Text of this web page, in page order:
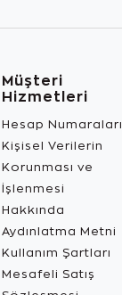
Müşteri
Hizmetleri
Hesap Numaraları
Kişisel Verilerin
Korunması ve
İşlenmesi
Hakkında
Aydınlatma Metni
Kullanım Şartları
Mesafeli Satış